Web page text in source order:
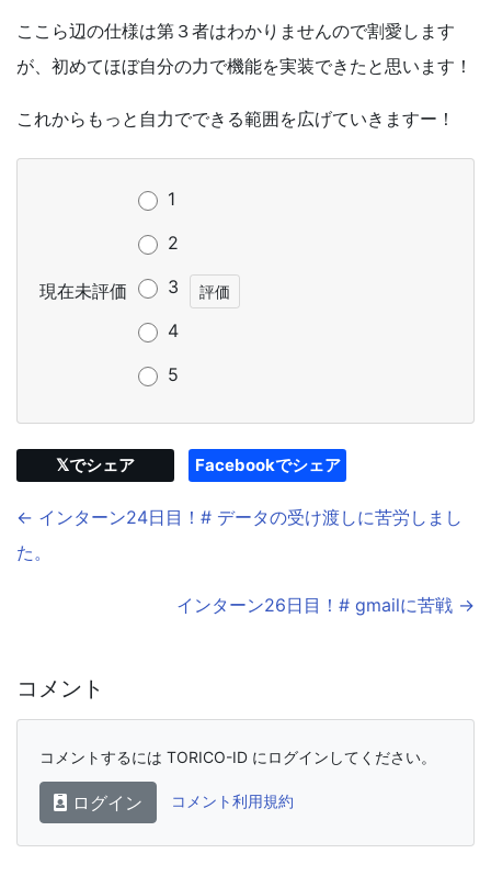
ここら辺の仕様は第３者はわかりませんので割愛します
が、初めてほぼ自分の力で機能を実装できたと思います！
これからもっと自力でできる範囲を広げていきますー！
現在未評価
1
2
3
4
5
𝕏でシェア Facebookでシェア
← インターン24日目！# データの受け渡しに苦労しまし
た。
インターン26日目！# gmailに苦戦 →
コメント
コメントするには TORICO-ID にログインしてください。
ログイン コメント利用規約